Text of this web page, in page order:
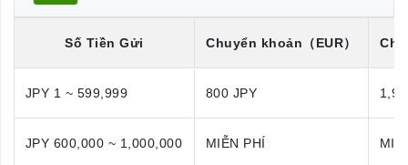
Số Tiền Gửi Chuyển khoản （EUR）
JPY 1 ~ 599,999 800 JPY
JPY 600,000 ~ 1,000,000 MIỄN PHÍ